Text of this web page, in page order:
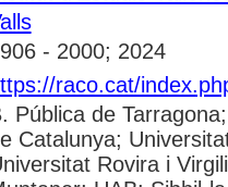
- 2000; 2024
raco.cat/
Pública de
Catalunya;
Rovira i